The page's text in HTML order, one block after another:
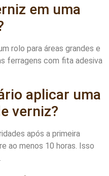
em uma
rolo para áreas grandes e
ferragens com fita adesiva
aplicar uma
verniz?
após a primeira
ao menos 10 horas. Isso